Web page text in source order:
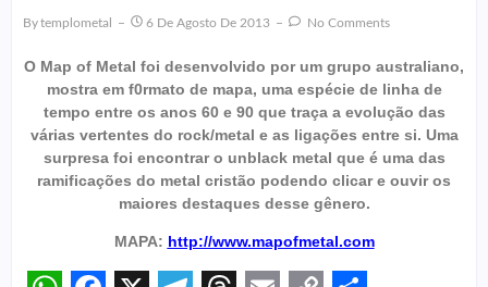
ByTemplometal 6 De Agosto De 2013 No Comments
O Map of Metal foi desenvolvido por um grupo australiano,
mostra em f0rmato de mapa, uma espécie de linha de
tempo entre os anos 60 e 90 que traça a evolução das
várias vertentes do rock/metal e as ligações entre si. Uma
surpresa foi encontrar o unblack metal que é uma das
ramificações do metal cristão podendo clicar e ouvir os
maiores destaques desse gênero.
MAPA: http://www.mapofmetal.com